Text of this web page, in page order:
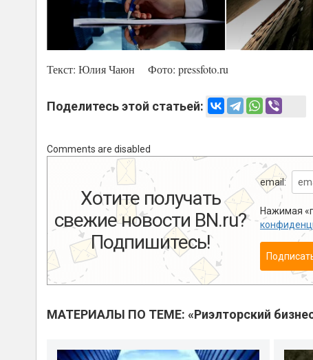
Текст: Юлия Чаюн Фото: pressfoto.ru
Поделитесь этой статьей:
Comments are disabled
Хотите получать
свежие новости BN.ru?
Подпишитесь!
email:
Нажимая
МАТЕРИАЛЫ ПО ТЕМЕ: «Риэлторский